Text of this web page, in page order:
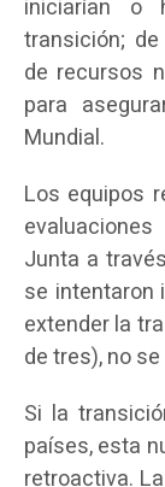
iniciarían o
transición;
de recursos
para
Mundial.
Los equipos
Junta a
se intentaron
extender la
de tres), no
Si la
países, esta
retroactiva.